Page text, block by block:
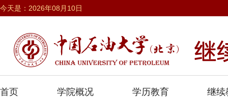
今天是：2026年08月10日
首页 学院概况 学历教育 继续